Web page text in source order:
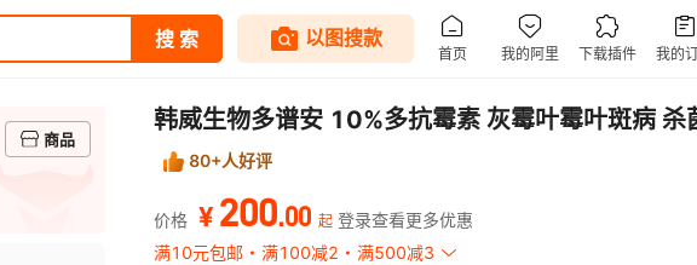
商品
韩威生物多谱安 10%多抗霉素 灰霉叶霉叶斑病
80+人好评
价格 ¥ 200.00 起 登录查看更多优惠
满10元包邮
满100减2 满500减3